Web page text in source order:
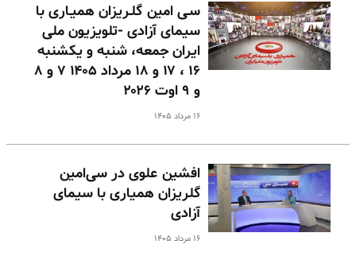
سـی امین گلـریزان همیـاری با
سیمای آزادی -تلویزیون ملی
ایران جمعه، شنبه و یکشنبه
۱۶ ، ۱۷ و ۱۸ مرداد ۱۴۰۵ ۷ و ۸
و ۹ اوت ۲۰۲۶
۱۶ مرداد ۱۴۰۵
افشین علوی در سی‌امین
گلریزان همیاری با سیمای
آزادی
۱۶ مرداد ۱۴۰۵